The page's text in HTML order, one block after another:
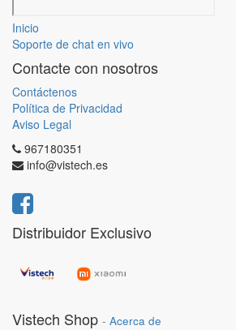
Inicio
Soporte de chat en vivo
Contacte con nosotros
Contáctenos
Política de Privacidad
Aviso Legal
967180351
info@vistech.es
Distribuidor Exclusivo
Vistech Shop - Acerca de